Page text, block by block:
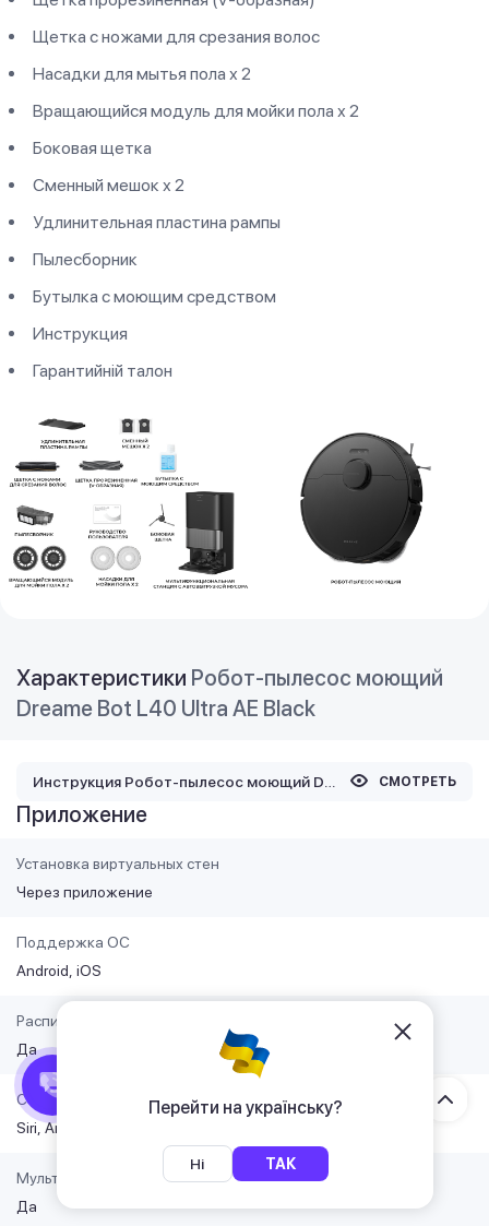
Перейти на українську?
Ні ТАК
Щетка с ножами для срезания волос
Насадки для мытья пола х 2
Вращающийся модуль для мойки пола х 2
Боковая щетка
Сменный мешок х 2
Удлинительная пластина рампы
Пылесборник
Бутылка с моющим средством
Инструкция
Гарантийній талон
Характеристики Робот-пылесос моющий
Dreame Bot L40 Ultra AE Black
СМОТРЕТЬ
Приложение
Установка виртуальных стен
Через приложение
Поддержка ОС
Android iOS
Расписание уборки на каждый день недели
Да
Совместимость с голосовыми ассистентами
Siri Amazon Alexa
Мультикартография (несколько этажей)
Да